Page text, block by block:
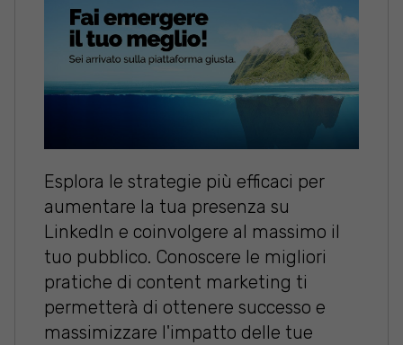
Esplora le strategie più efficaci per
aumentare la tua presenza su
LinkedIn e coinvolgere al massimo il
tuo pubblico. Conoscere le migliori
pratiche di content marketing ti
permetterà di ottenere successo e
massimizzare l'impatto delle tue